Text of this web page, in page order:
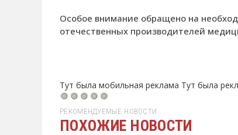
Особое внимание обращено на
отечественных производителей
Тут была мобильная реклама Тут была
РЕКОМЕНДУЕМЫЕ НОВОСТИ
ПОХОЖИЕ НОВОСТИ